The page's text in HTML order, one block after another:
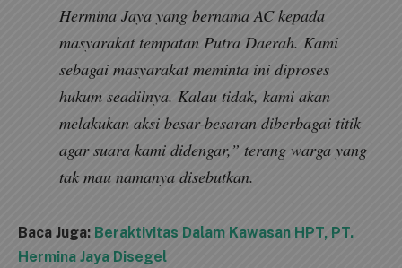
Hermina Jaya yang bernama AC kepada
masyarakat tempatan Putra Daerah. Kami
sebagai masyarakat meminta ini diproses
hukum seadilnya. Kalau tidak, kami akan
melakukan aksi besar-besaran diberbagai titik
agar suara kami didengar,” terang warga yang
tak mau namanya disebutkan.
Baca Juga: Beraktivitas Dalam Kawasan HPT, PT.
Hermina Jaya Disegel